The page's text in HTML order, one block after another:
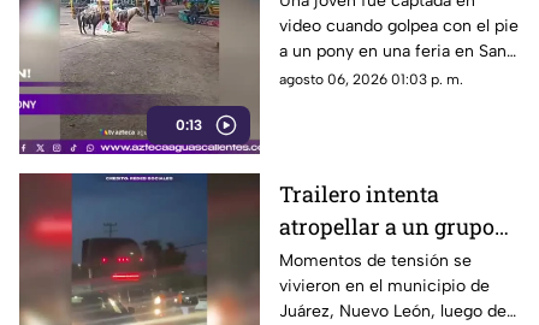
0:13
a un pony durante una
feria
video cuando golpea con el pie
a un pony en una feria en San
Luis Potosí; el hecho ha
agosto 06, 2026 01:03 p. m.
Trailero intenta
atropellar a un grupo
de personas y choca
varios vehículos
Momentos de tensión se
vivieron en el municipio de
Juárez, Nuevo León, luego de